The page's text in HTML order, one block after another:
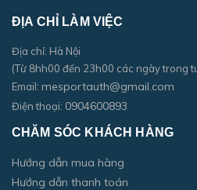
ĐỊA CHỈ LÀM VIỆC
Địa chỉ: Hà Nội
(Từ 8hh00 đến 23h00 các ngày trong
Email: mesportauth@gmail.com
Điện thoại: 0904600893
CHĂM SÓC KHÁCH HÀNG
Hướng dẫn mua hàng
Hướng dẫn thanh toán